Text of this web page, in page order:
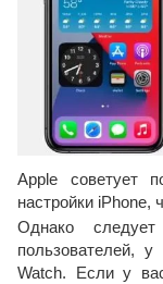
Apple советует
настройки iPhone,
Однако
пользователей,
Watch. Если у